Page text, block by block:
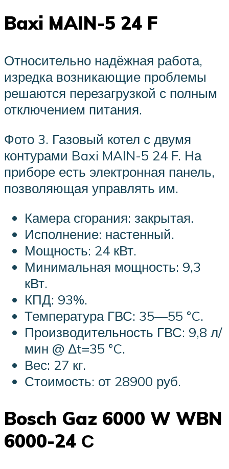
Baxi MAIN-5 24 F
Относительно надёжная работа,
изредка возникающие проблемы
решаются перезагрузкой с полным
отключением питания.
Фото 3. Газовый котел с двумя
контурами Baxi MAIN-5 24 F. На
приборе есть электронная панель,
позволяющая управлять им.
Камера сгорания: закрытая.
Исполнение: настенный.
Мощность: 24 кВт.
Минимальная мощность: 9,3
кВт.
КПД: 93%.
Температура ГВС: 35—55 °C.
Производительность ГВС: 9,8 л/
мин @ Δt=35 °C.
Вес: 27 кг.
Стоимость: от 28900 руб.
Bosch Gaz 6000 W WBN
6000-24 С